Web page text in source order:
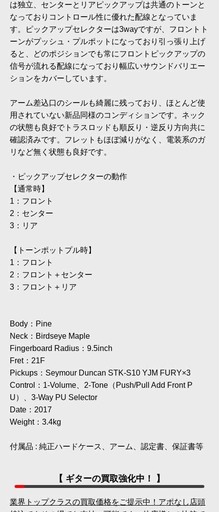
は独立、センターとリアピックアップは共通のトーンと
なっておりコントロール性に優れた配線となっていま
す。ピックアップセレクターは3wayですが、フロントト
ーンがプッシュ・プルポットになっており引っ張り上げ
ると、どのポジションでも常にフロントピックアップの
信号が流れる配線になっており幅広いサウンドバリエー
ションをカバーしています。
アーム差込口のシールも綺麗に残っており、ほとんど使
用されていない新品同様のコンディションです。ネック
の状態も良好でトラスロッドも順反り・逆反り方向共に
確認済みです。フレットもほぼ減りがなく、電装系のガ
リなど無く状態も良好です。
・ピックアップセレクターの動作
【通常時】
1：フロント
2：センター
3：リア
【トーンポットプル時】
1：フロント
2：フロント＋センター
3：フロント＋リア
Body：Pine
Neck：Birdseye Maple
Fingerboard Radius：9.5inch
Fret：21F
Pickups：Seymour Duncan STK-S10 YJM FURY×3
Control：1-Volume、2-Tone（Push/Pull Add Front P
U）、3-Way PU Selector
Date：2017
Weight：3.4kg
付属品 : 純正ハードケース、アーム、認定書、保証書等
【 ギターの買取強化中！ 】
業界トップクラスの買取価格をご提示中！アポなし店頭